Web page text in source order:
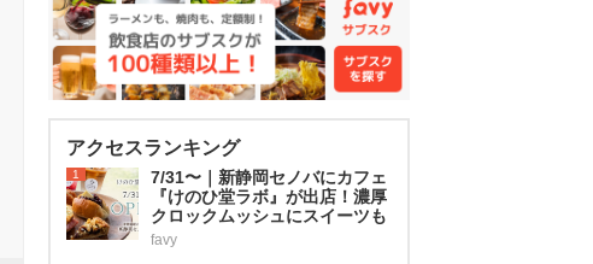
アクセスランキング
1
7/31〜｜新静岡セノバにカフェ
『けのひ堂ラボ』が出店！濃厚
クロックムッシュにスイーツも
favy